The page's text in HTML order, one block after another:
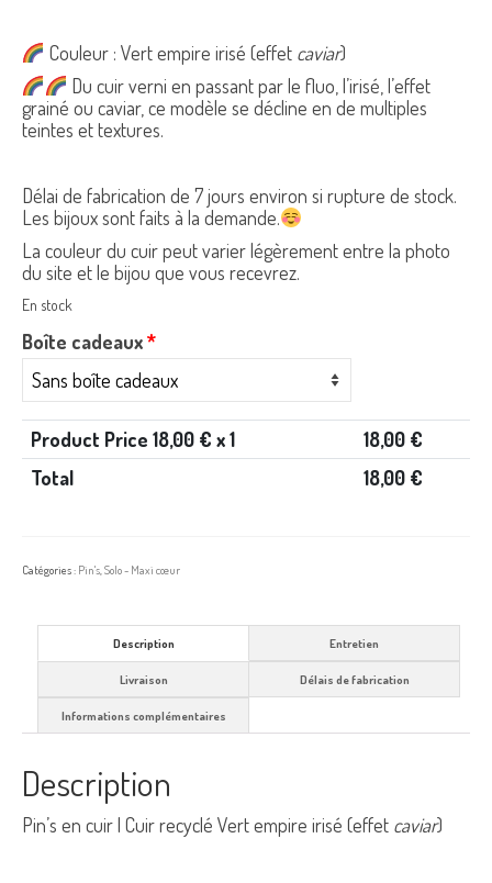
Couleur : Vert empire irisé (effet caviar)
Du cuir verni en passant par le fluo, l’irisé, l’effet
grainé ou caviar, ce modèle se décline en de multiples
teintes et textures.
Délai de fabrication de 7 jours environ si rupture de stock.
Les bijoux sont faits à la demande.
La couleur du cuir peut varier légèrement entre la photo
du site et le bijou que vous recevrez.
En stock
Boîte cadeaux*
Product Price 18,00€ x 1 18,00€
Total
18,00€
Catégories : Pin's,Solo - Maxi cœur
Description Entretien
Livraison Délais de fabrication
Informations complémentaires
Description
Pin’s en cuir | Cuir recyclé Vert empire irisé (effet caviar)